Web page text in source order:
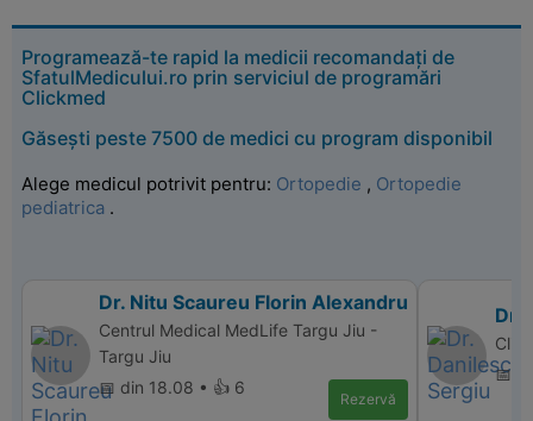
Programează-te rapid la medicii recomandați de
SfatulMedicului.ro prin serviciul de programări
Clickmed
Găsești peste 7500 de medici cu program disponibil
Alege medicul potrivit pentru: Ortopedie , Ortopedie
pediatrica .
Dr. Nitu Scaureu Florin Alexandru
Centrul Medical MedLife Targu Jiu -
Targu Jiu
📅 din 18.08 • 👍 6
Rezervă
Dr.
📅